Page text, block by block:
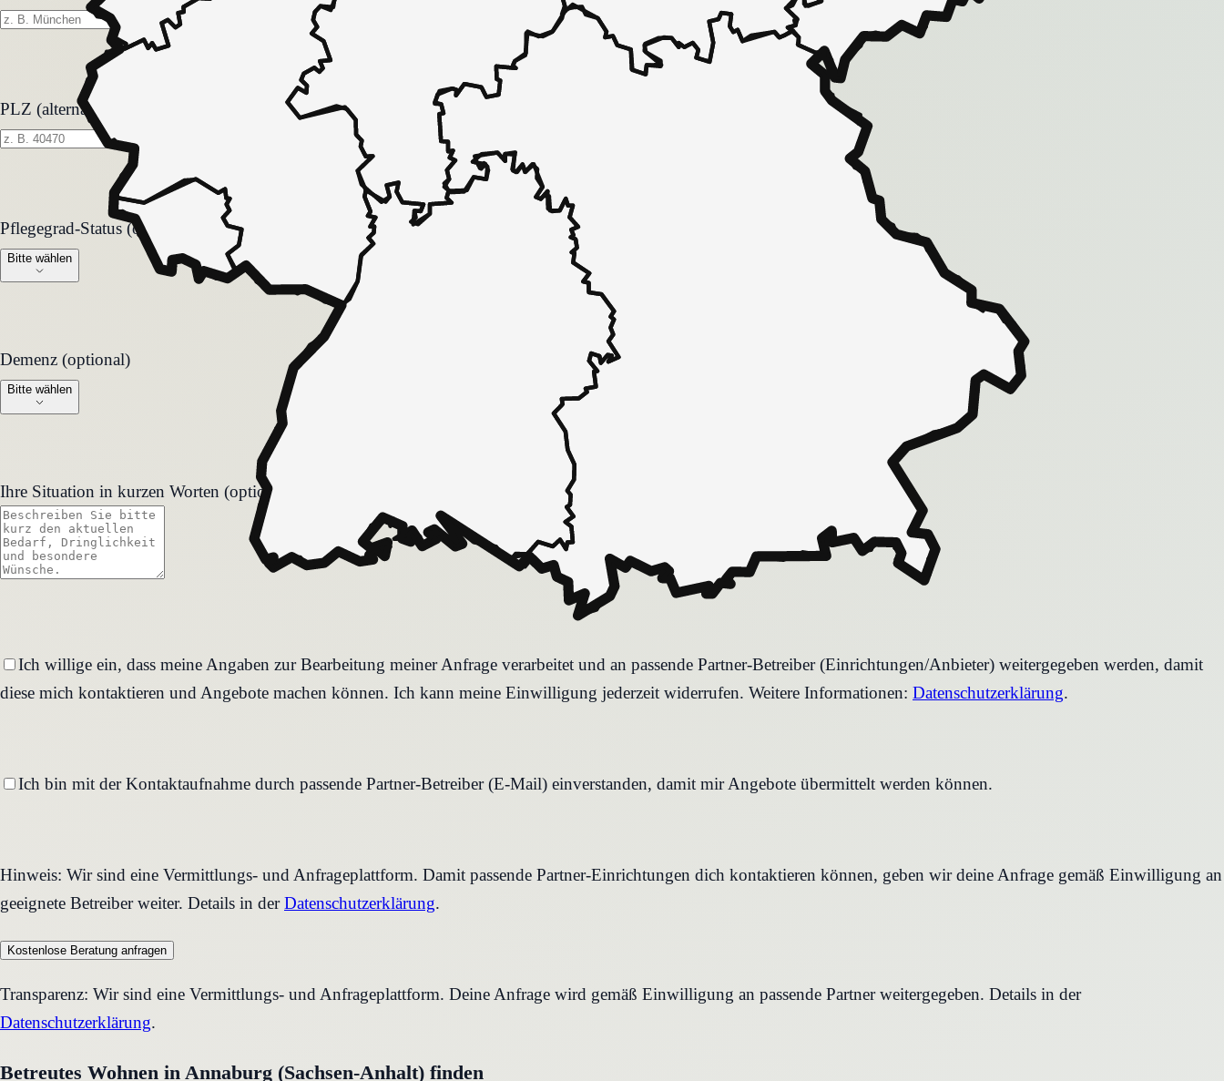
PLZ (alternativ zu Ort)
Pflegegrad-Status (optional)
Pflegegrad-Status (optional)
Bitte wählen
Demenz (optional)
Demenz (optional)
Bitte wählen
Ihre Situation in kurzen Worten (optional)
Ich willige ein, dass meine Angaben zur Bearbeitung meiner Anfrage verarbeitet und an passende Partner-Betreiber (Einrichtungen/Anbieter) weitergegeben werden, damit
diese mich kontaktieren und Angebote machen können. Ich kann meine Einwilligung jederzeit widerrufen. Weitere Informationen: Datenschutzerklärung.
Ich bin mit der Kontaktaufnahme durch passende Partner-Betreiber (E-Mail) einverstanden, damit mir Angebote übermittelt werden können.
Hinweis: Wir sind eine Vermittlungs- und Anfrageplattform. Damit passende Partner-Einrichtungen dich kontaktieren können, geben wir deine Anfrage gemäß Einwilligung an
geeignete Betreiber weiter. Details in der Datenschutzerklärung.
Kostenlose Beratung anfragen
Transparenz: Wir sind eine Vermittlungs- und Anfrageplattform. Deine Anfrage wird gemäß Einwilligung an passende Partner weitergegeben. Details in der
Datenschutzerklärung.
Betreutes Wohnen in Annaburg (Sachsen-Anhalt) finden